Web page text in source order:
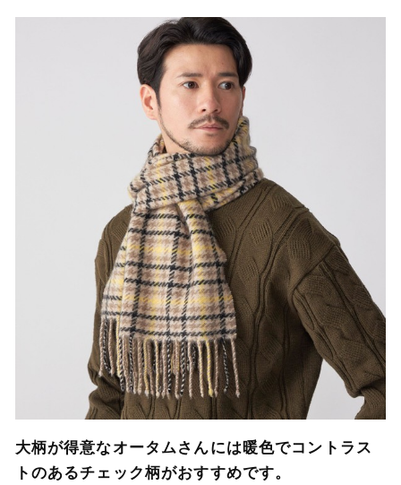
大柄が得意なオータムさんには暖色でコントラス
トのあるチェック柄がおすすめです。